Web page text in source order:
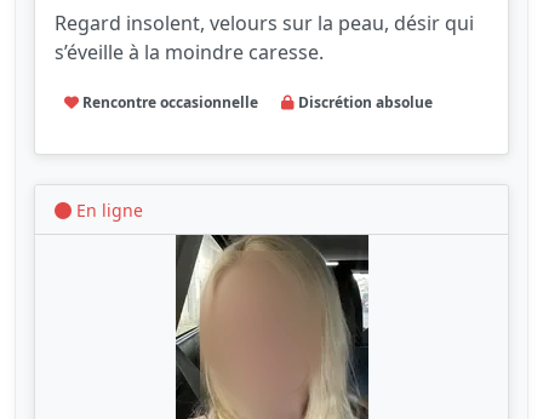
Regard insolent, velours sur la peau, désir qui
s’éveille à la moindre caresse.
Rencontre occasionnelle Discrétion absolue
En ligne